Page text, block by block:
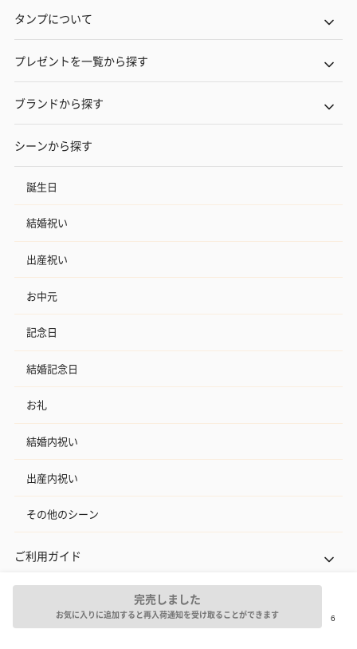
完売しました
お気に入りに追加すると再入荷通知を受け取ることができます
タンプについて
プレゼントを一覧から探す
ブランドから探す
シーンから探す
誕生日
結婚祝い
出産祝い
お中元
記念日
結婚記念日
お礼
結婚内祝い
出産内祝い
その他のシーン
ご利用ガイド